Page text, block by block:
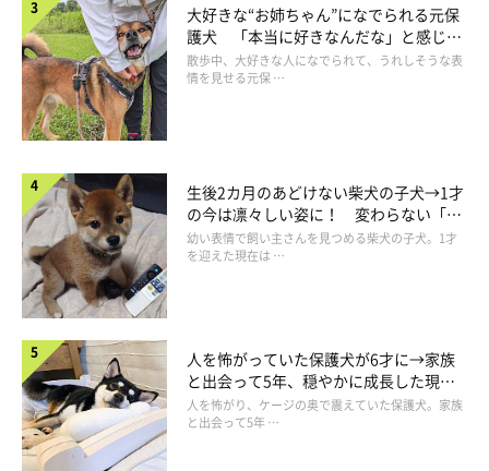
幸池重季（だんな）
「いぬのきもち」ほか、児童書や教育誌イラストを中心としたイ
ラスト制作をはじめ、パッケージイラスト、ゲームイラスト、キ
ャラクターデザインなど様々な媒体やジャンルで活動。
大好きな“お姉ちゃん”になでられる元保
護犬 「本当に好きなんだな」と感じる
表情にほっこり
散歩中、大好きな人になでられて、うれしそうな表
情を見せる元保 …
生後2カ月のあどけない柴犬の子犬→1才
の今は凛々しい姿に！ 変わらない「く
りくりおめめ」にもほっこり
幼い表情で飼い主さんを見つめる柴犬の子犬。1才
を迎えた現在は …
人を怖がっていた保護犬が6才に→家族
と出会って5年、穏やかに成長した現在
の姿にグッとくる
人を怖がり、ケージの奥で震えていた保護犬。家族
と出会って5年 …